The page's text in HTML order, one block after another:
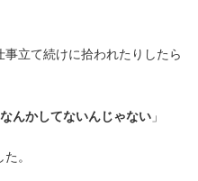
事立て続けに拾われたりしたら
んかしてないんじゃない 」
。